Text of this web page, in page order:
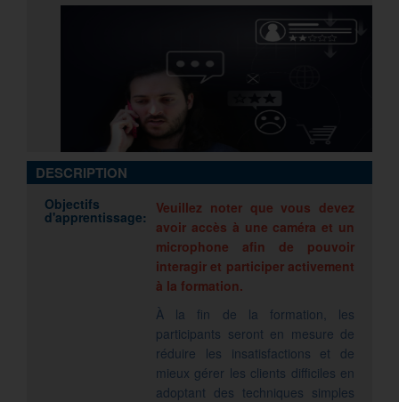
DESCRIPTION
Objectifs
d'apprentissage:
Veuillez noter que vous devez
avoir accès à une caméra et un
microphone afin de pouvoir
interagir et participer activement
à la formation.
À la fin de la formation, les
participants seront en mesure de
réduire les insatisfactions et de
mieux gérer les clients difficiles en
adoptant des techniques simples